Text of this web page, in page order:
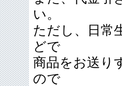
い。
ただし、日常
どで
商品をお送り
ので